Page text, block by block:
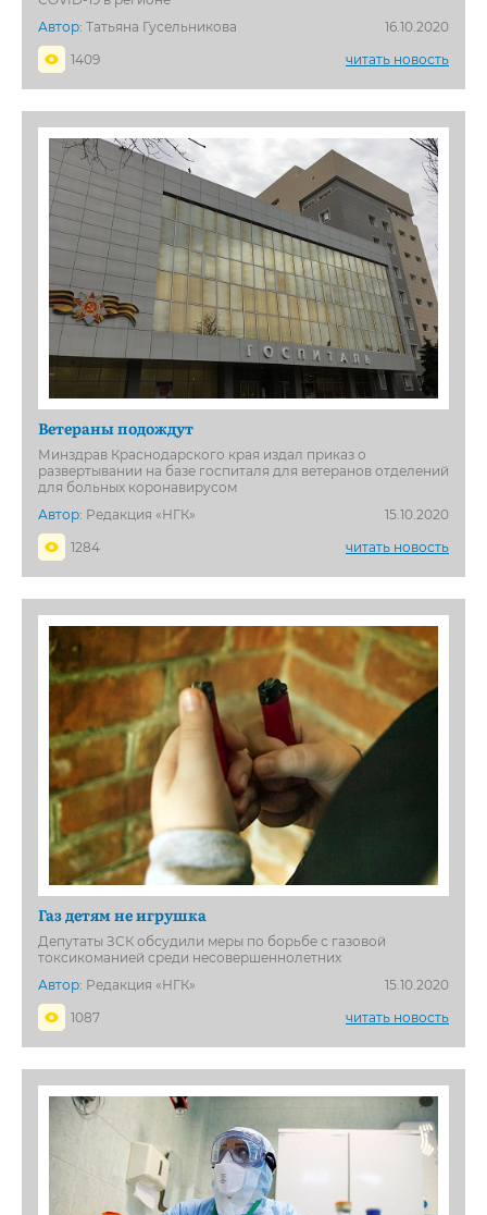
Автор: Татьяна Гусельникова
16.10.2020
1409
читать новость
Ветераны подождут
Минздрав Краснодарского края издал приказ о
развертывании на базе госпиталя для ветеранов отделений
для больных коронавирусом
Автор: Редакция «НГК»
15.10.2020
1284
читать новость
Газ детям не игрушка
Депутаты ЗСК обсудили меры по борьбе с газовой
токсикоманией среди несовершеннолетних
Автор: Редакция «НГК»
15.10.2020
1087
читать новость